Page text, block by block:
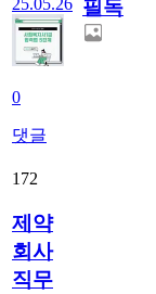
25.05.26
0
댓글
필독
172
제약
회사
직무